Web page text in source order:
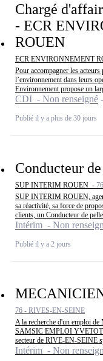
Chargé
- ECR
ROUEN
ECR ENVIRONNEMENT
Pour accompagner les
l’environnement dans leurs
Environnement propose un
CDI - Non renseigné
Publié il y a plus de 30 jours
Conducteur
SUP INTERIM ROUEN -
SUP INTERIM ROUEN,
sa réactivité, sa force de
clients, un Conducteur de
Intérim - Non
Publié il y a 2 jours
76 - RIVES-EN-SEINE
A la recherche d'un emploi
SAMSIC EMPLOI YVETOT
secteur de RIVE-EN-SEINE
Intérim - Non